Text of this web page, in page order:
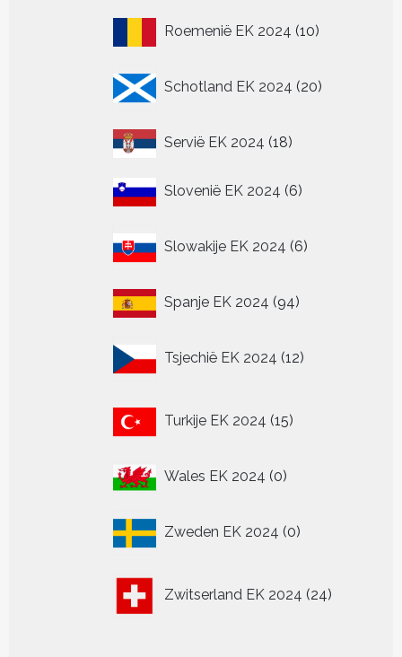
Roemenië EK 2024 1010
Schotland EK 2024 20
producten
Servië EK 2024 1818
Slovenië EK 2024 66
Slowakije EK 2024 6
producten
Spanje EK 2024 9494
Tsjechië EK 2024 12
producten
Turkije EK 2024 15
producten
Wales EK 2024 00
Zweden EK 2024 0
producten
Zwitserland EK 2024 24
producten